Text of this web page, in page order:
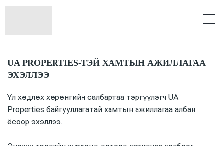
UA PROPERTIES-ТЭЙ ХАМТЫН АЖИЛЛАГАА
ЭХЭЛЛЭЭ
Үл хөдлөх хөрөнгийн салбартаа тэргүүлэгч UA
Properties байгууллагатай хамтын ажиллагаа албан
ёсоор эхэллээ.